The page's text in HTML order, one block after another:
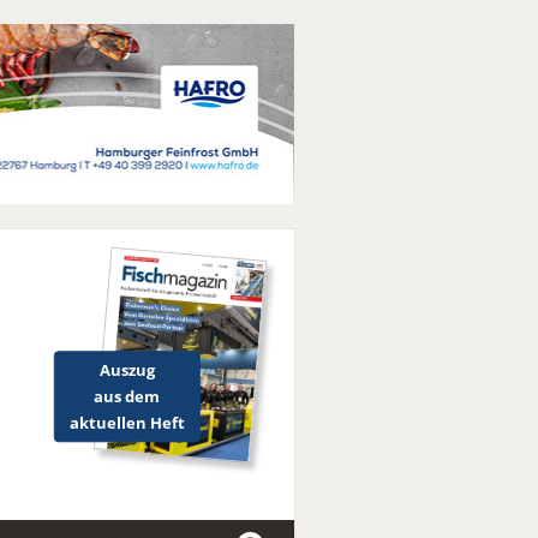
Auszug
aus dem
aktuellen Heft